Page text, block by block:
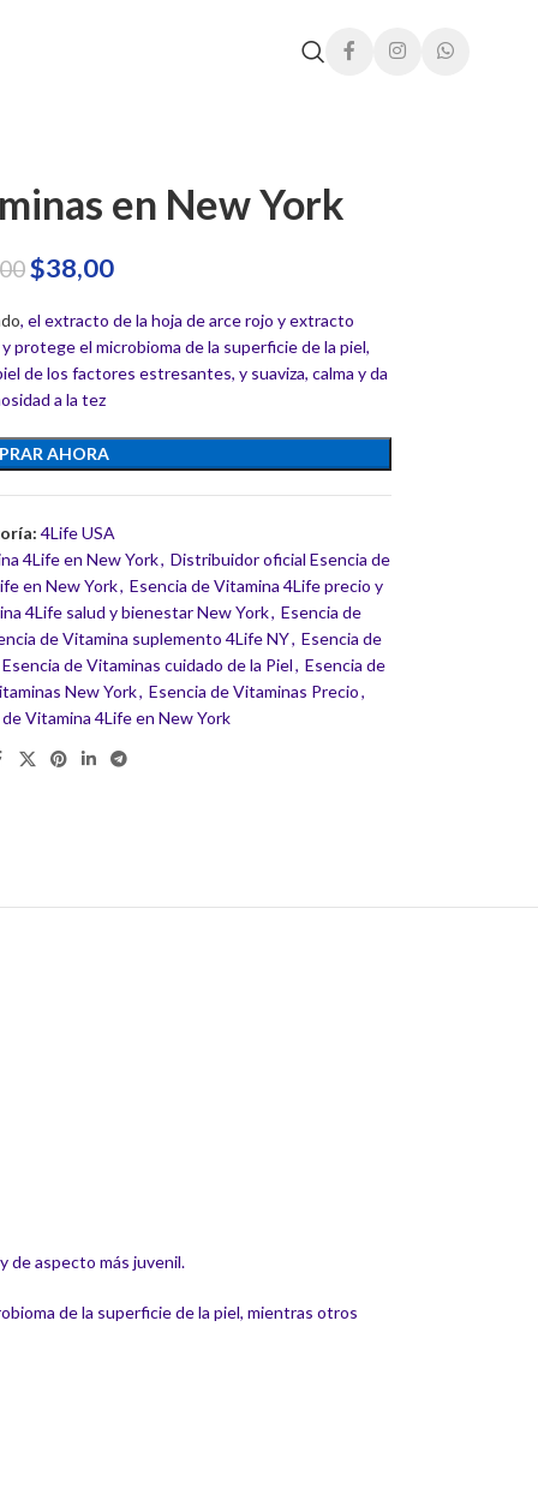
en New York
$38,00
, el extracto de la hoja de arce rojo y extracto
protege el microbioma de la superficie de la piel,
de los factores estresantes, y suaviza, calma y da
a la tez
AHORA
4Life USA
4Life en New York, Distribuidor oficial Esencia de
en New York, Esencia de Vitamina 4Life precio y
4Life salud y bienestar New York, Esencia de
de Vitamina suplemento 4Life NY, Esencia de
Esencia de Vitaminas cuidado de la Piel , Esencia de
New York, Esencia de Vitaminas Precio ,
Vitamina 4Life en New York
de aspecto más juvenil.
de la superficie de la piel, mientras otros